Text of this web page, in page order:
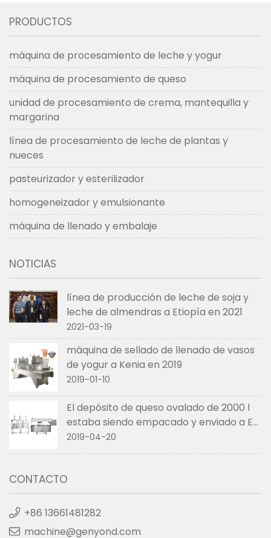
en noviembre de 2021
PRODUCTOS
máquina de procesamiento de leche y yogur
máquina de procesamiento de queso
unidad de procesamiento de crema, mantequilla y
margarina
línea de procesamiento de leche de plantas y
nueces
pasteurizador y esterilizador
homogeneizador y emulsionante
máquina de llenado y embalaje
NOTICIAS
línea de producción de leche de soja y
leche de almendras a Etiopía en 2021
2021-03-19
máquina de sellado de llenado de vasos
de yogur a Kenia en 2019
2019-01-10
El depósito de queso ovalado de 2000 l
estaba siendo empacado y enviado a EE.
UU. en abril de 2019
2019-04-20
CONTACTO
+86 13661481282
machine@genyond.com